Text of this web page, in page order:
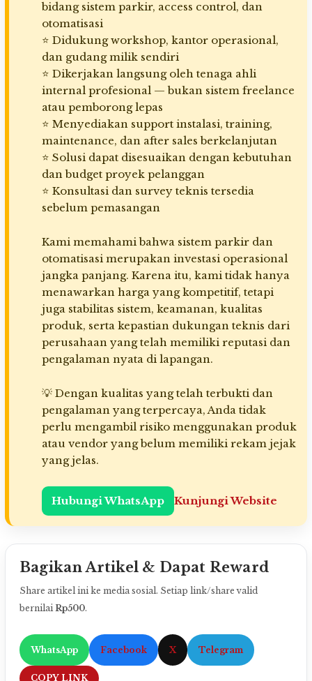
bidang sistem parkir, access control, dan
otomatisasi
⭐ Didukung workshop, kantor operasional,
dan gudang milik sendiri
⭐ Dikerjakan langsung oleh tenaga ahli
internal profesional — bukan sistem freelance
atau pemborong lepas
⭐ Menyediakan support instalasi, training,
maintenance, dan after sales berkelanjutan
⭐ Solusi dapat disesuaikan dengan kebutuhan
dan budget proyek pelanggan
⭐ Konsultasi dan survey teknis tersedia
sebelum pemasangan
Kami memahami bahwa sistem parkir dan
otomatisasi merupakan investasi operasional
jangka panjang. Karena itu, kami tidak hanya
menawarkan harga yang kompetitif, tetapi
juga stabilitas sistem, keamanan, kualitas
produk, serta kepastian dukungan teknis dari
perusahaan yang telah memiliki reputasi dan
pengalaman nyata di lapangan.
💡 Dengan kualitas yang telah terbukti dan
pengalaman yang terpercaya, Anda tidak
perlu mengambil risiko menggunakan produk
atau vendor yang belum memiliki rekam jejak
yang jelas.
Hubungi WhatsApp Kunjungi Website
Bagikan Artikel & Dapat Reward
Share artikel ini ke media sosial. Setiap link/share valid
bernilaiRp500.
WhatsApp Facebook X Telegram
COPY LINK